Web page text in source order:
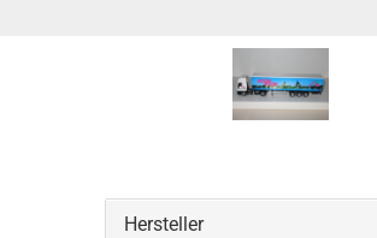
Hersteller